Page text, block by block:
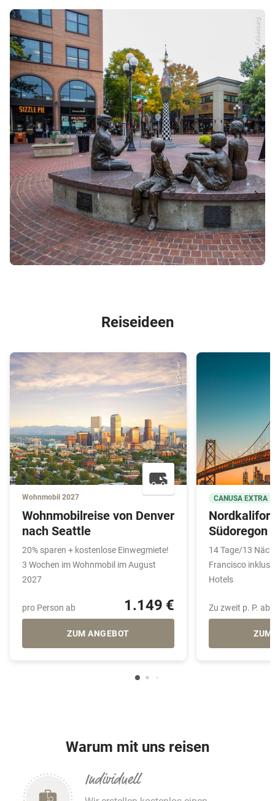
© Katie Falkenberg
Reiseideen
© Visit Denver
Wohnmobil 2027
Wohnmobilreise von Denver
nach Seattle
20% sparen + kostenlose Einwegmiete!
3 Wochen im Wohnmobil im August
2027
pro Person ab 1.149 €
ZUM ANGEBOT
CANUSA EXTRA
Südoregon
14 Tage/13
Francisco
Hotels
Zu zweit p. P. ab
ZUM
Warum mit uns reisen
Individuell